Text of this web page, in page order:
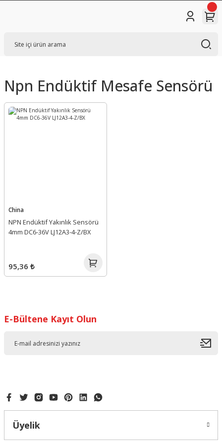
Npn Endüktif Mesafe Sensörü
China
NPN Endüktif Yakınlık Sensörü
4mm DC6-36V LJ12A3-4-Z/BX
95,36 ₺
E-Bültene Kayıt Olun
Üyelik